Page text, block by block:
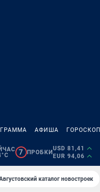
АФИША ГОРОСКОП
7 ПРОБКИ
USD 81,41
EUR 94,06
каталог новостроек